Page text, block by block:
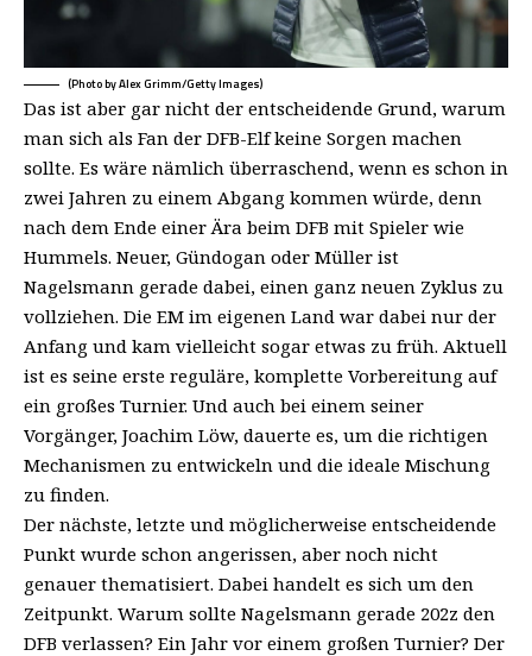
(Photo by Alex Grimm/Getty Images)
Das ist aber gar nicht der entscheidende Grund, warum
man sich als Fan der DFB-Elf keine Sorgen machen
sollte. Es wäre nämlich überraschend, wenn es schon in
zwei Jahren zu einem Abgang kommen würde, denn
nach dem Ende einer Ära beim DFB mit Spieler wie
Hummels. Neuer, Gündogan oder Müller ist
Nagelsmann gerade dabei, einen ganz neuen Zyklus zu
vollziehen. Die EM im eigenen Land war dabei nur der
Anfang und kam vielleicht sogar etwas zu früh. Aktuell
ist es seine erste reguläre, komplette Vorbereitung auf
ein großes Turnier. Und auch bei einem seiner
Vorgänger, Joachim Löw, dauerte es, um die richtigen
Mechanismen zu entwickeln und die ideale Mischung
zu finden.
Der nächste, letzte und möglicherweise entscheidende
Punkt wurde schon angerissen, aber noch nicht
genauer thematisiert. Dabei handelt es sich um den
Zeitpunkt. Warum sollte Nagelsmann gerade 202z den
DFB verlassen? Ein Jahr vor einem großen Turnier? Der